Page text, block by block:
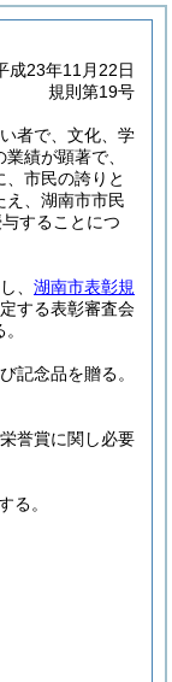
成23年11月22日
規則第19号
者で、文化、学
績が顕著で、
市民の誇りと
え、湖南市市民
することにつ
、 湖南市表彰規
する表彰審査会
記念品を贈る。
誉賞に関し必要
る。